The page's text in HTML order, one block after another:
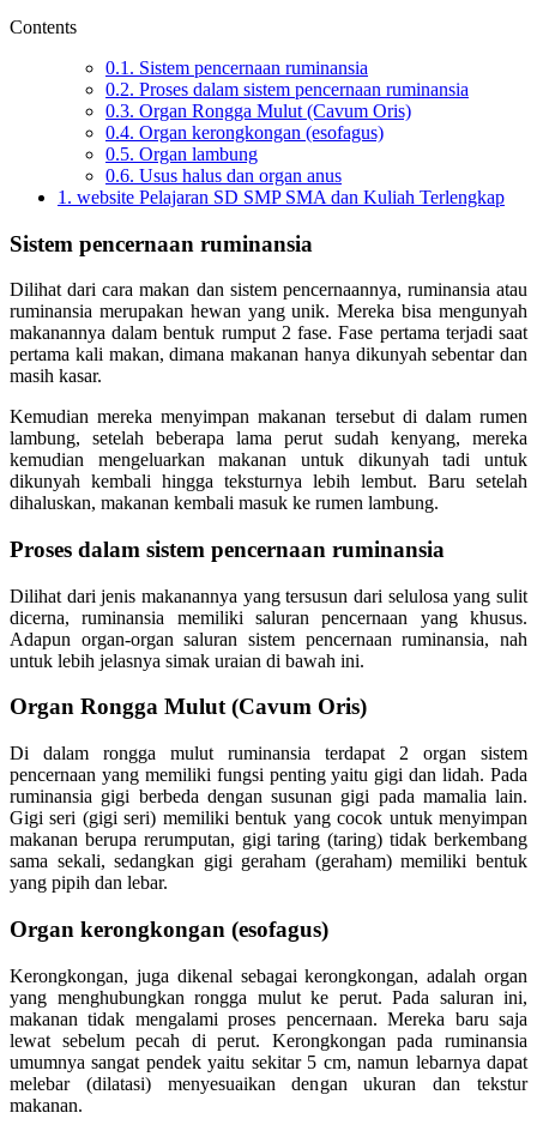
Contents
0.1. Sistem pencernaan ruminansia
0.2. Proses dalam sistem pencernaan ruminansia
0.3. Organ Rongga Mulut (Cavum Oris)
0.4. Organ kerongkongan (esofagus)
0.5. Organ lambung
0.6. Usus halus dan organ anus
1. website Pelajaran SD SMP SMA dan Kuliah Terlengkap
Sistem pencernaan ruminansia
Dilihat dari cara makan dan sistem pencernaannya, ruminansia atau
ruminansia merupakan hewan yang unik. Mereka bisa mengunyah
makanannya dalam bentuk rumput 2 fase. Fase pertama terjadi saat
pertama kali makan, dimana makanan hanya dikunyah sebentar dan
masih kasar.
Kemudian mereka menyimpan makanan tersebut di dalam rumen
lambung, setelah beberapa lama perut sudah kenyang, mereka
kemudian mengeluarkan makanan untuk dikunyah tadi untuk
dikunyah kembali hingga teksturnya lebih lembut. Baru setelah
dihaluskan, makanan kembali masuk ke rumen lambung.
Proses dalam sistem pencernaan ruminansia
Dilihat dari jenis makanannya yang tersusun dari selulosa yang sulit
dicerna, ruminansia memiliki saluran pencernaan yang khusus.
Adapun organ-organ saluran sistem pencernaan ruminansia, nah
untuk lebih jelasnya simak uraian di bawah ini.
Organ Rongga Mulut (Cavum Oris)
Di dalam rongga mulut ruminansia terdapat 2 organ sistem
pencernaan yang memiliki fungsi penting yaitu gigi dan lidah. Pada
ruminansia gigi berbeda dengan susunan gigi pada mamalia lain.
Gigi seri (gigi seri) memiliki bentuk yang cocok untuk menyimpan
makanan berupa rerumputan, gigi taring (taring) tidak berkembang
sama sekali, sedangkan gigi geraham (geraham) memiliki bentuk
yang pipih dan lebar.
Organ kerongkongan (esofagus)
Kerongkongan, juga dikenal sebagai kerongkongan, adalah organ
yang menghubungkan rongga mulut ke perut. Pada saluran ini,
makanan tidak mengalami proses pencernaan. Mereka baru saja
lewat sebelum pecah di perut. Kerongkongan pada ruminansia
umumnya sangat pendek yaitu sekitar 5 cm, namun lebarnya dapat
melebar (dilatasi) menyesuaikan dengan ukuran dan tekstur
makanan.